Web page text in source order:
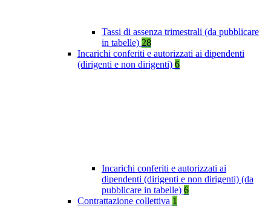
Tassi di assenza trimestrali (da pubblicare
in tabelle) 28
Incarichi conferiti e autorizzati ai dipendenti
(dirigenti e non dirigenti) 6
Incarichi conferiti e autorizzati ai
dipendenti (dirigenti e non dirigenti) (da
pubblicare in tabelle) 6
Contrattazione collettiva 1